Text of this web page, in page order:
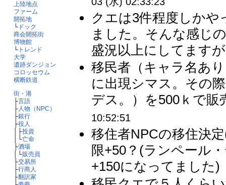
上陸地点
ファーム
開拓地
└ドック
商会開拓街
博物館
└トレンド
大学
遺跡ダンジョン
コロッセウム
横断鉄道
街・港
├言語
├人物（NPC）
├銀行
├役人
│├投資
│└亡命
├酒場
│└販売員
├交易所
├行商人
├翻訳家
クエは3件程度しか
ました。そんな感じ
盛況以上にしてます
移民者（キャラ名あ
に出現シマス。その
デス。）を500ｋで
10:52:51
移住者NPCの移住決
限+50？(ランペール
+150になってまし